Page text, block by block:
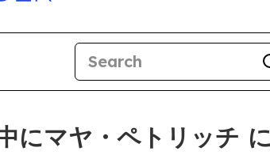
にマヤ・ペトリッチ